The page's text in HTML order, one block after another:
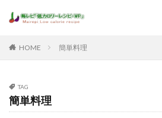
HOME 簡単料理
TAG
簡単料理